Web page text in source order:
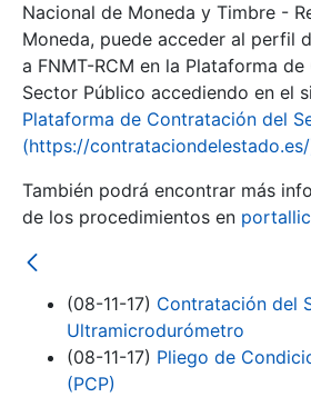
Nacional de Moneda y Timbre -
Moneda, puede acceder al perfil
a FNMT-RCM en la Plataforma
Sector Público accediendo en el
Plataforma de Contratación del
(https://
También podrá encontrar más
de los procedimientos en
(08-11-17) Contratación del
Ultramicrodurómetro
(08-11-17) Pliego de
(PCP)